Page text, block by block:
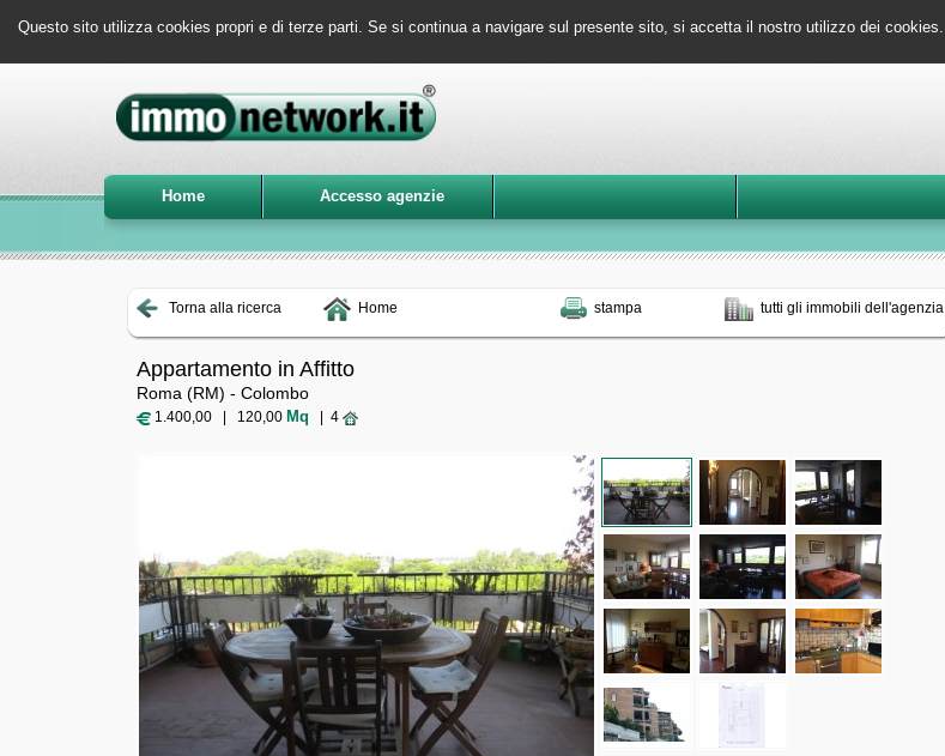
Questo sito utilizza cookies propri e di terze parti. Se si continua a navigare sul presente sito, si accetta il nostro utilizzo dei cookies.
Home Accesso agenzie
Torna alla ricerca Home stampa tutti gli immobili dell'agenzia
Appartamento in Affitto
Roma (RM) - Colombo
1.400,00 | 120,00 Mq | 4